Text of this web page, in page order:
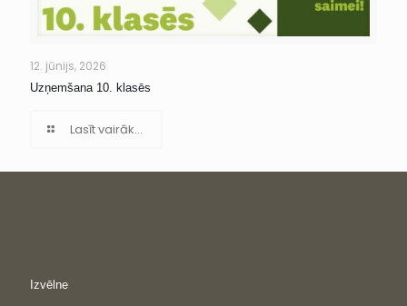
12. jūnijs, 2026
Uzņemšana 10. klasēs
Lasīt vairāk...
Izvēlne